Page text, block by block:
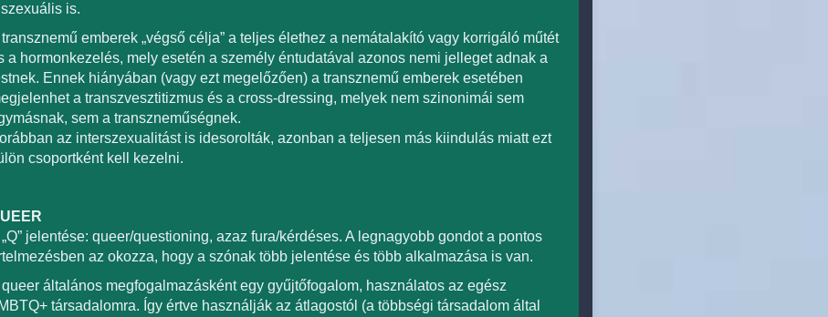
is.
transznemű emberek „végső célja” a teljes élethez a nemátalakító vagy korrigáló műtét
a hormonkezelés, mely esetén a személy éntudatával azonos nemi jelleget adnak a
Ennek hiányában (vagy ezt megelőzően) a transznemű emberek esetében
a transzvesztitizmus és a cross-dressing, melyek nem szinonimái sem
sem a transzneműségnek.
az interszexualitást is idesorolták, azonban a teljesen más kiindulás miatt ezt
csoportként kell kezelni.
jelentése: queer/questioning, azaz fura/kérdéses. A legnagyobb gondot a pontos
az okozza, hogy a szónak több jelentése és több alkalmazása is van.
queer általános megfogalmazásként egy gyűjtőfogalom, használatos az egész
társadalomra. Így értve használják az átlagostól (a többségi társadalom által